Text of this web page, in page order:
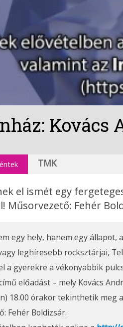
Kovács
TMK
el ismét egy
Műsorvezető: Fehér
egy hely, hanem egy állapot,
leghíresebb rocksztárjai,
a gyerekre a vékonyabbik
című előadást – mely Kovács
18.00 órakor tekinthetik meg
Fehér Boldizsár.